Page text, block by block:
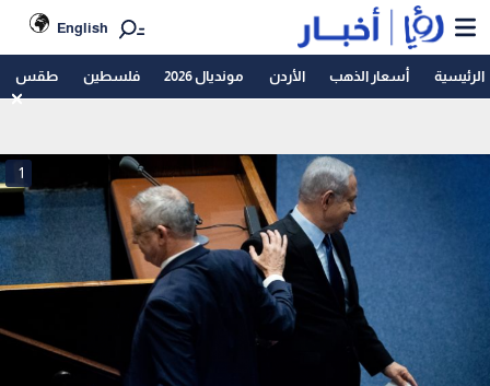
English
الرئيسية أسعار الذهب الأردن مونديال 2026 فلسطين طقس
1